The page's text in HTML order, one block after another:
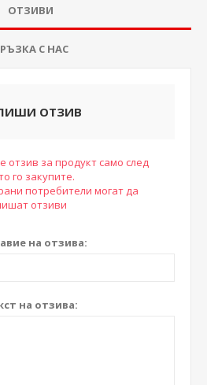
ОТЗИВИ
С НАС
ОТЗИВ
отзив за продукт само след
го закупите.
потребители могат да
отзиви
на отзива:
на отзива: